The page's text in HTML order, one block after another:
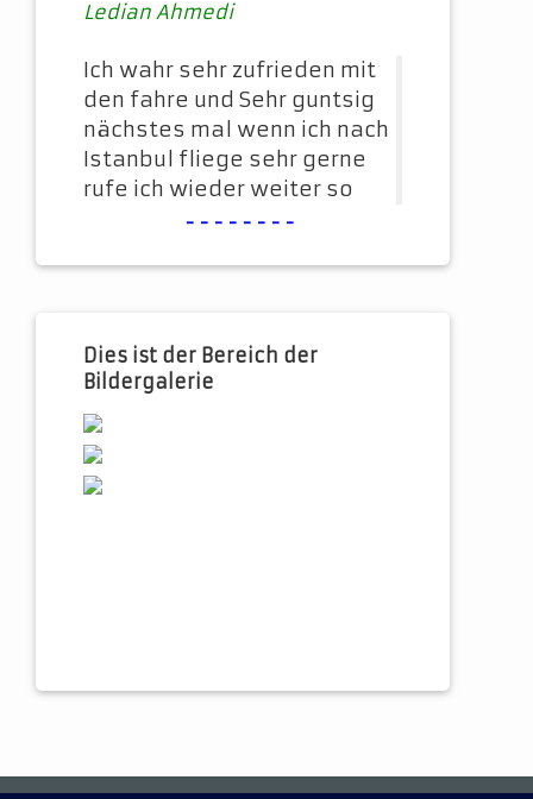
Ledian Ahmedi
Ich wahr sehr zufrieden mit
den fahre und Sehr guntsig
nächstes mal wenn ich nach
Istanbul fliege sehr gerne
rufe ich wieder weiter so
--------
Dies ist der Bereich der
Bildergalerie